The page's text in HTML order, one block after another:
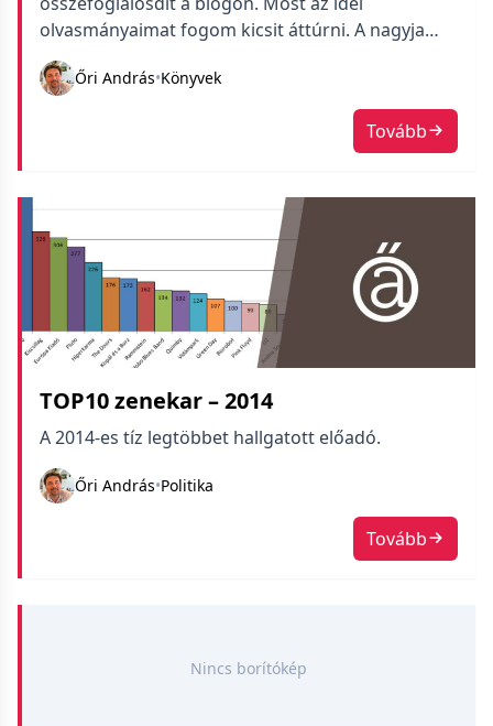
olvasmányaimat fogom kicsit áttúrni. A nagyja
még a Creative Slave blogról jön, jövőre már ez
sem így lesz. A hajtás után a legborzasztóbbtól a
Őri András•Könyvek
Tovább
TOP10 zenekar – 2014
A 2014-es tíz legtöbbet hallgatott előadó.
Őri András•Politika
Tovább
Nincs borítókép